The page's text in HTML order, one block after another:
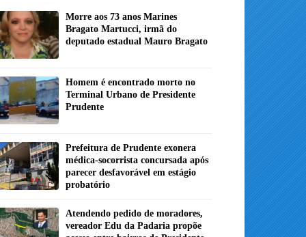
Morre aos 73 anos Marines
Bragato Martucci, irmã do
deputado estadual Mauro Bragato
Homem é encontrado morto no
Terminal Urbano de Presidente
Prudente
Prefeitura de Prudente exonera
médica-socorrista concursada após
parecer desfavorável em estágio
probatório
Atendendo pedido de moradores,
vereador Edu da Padaria propõe